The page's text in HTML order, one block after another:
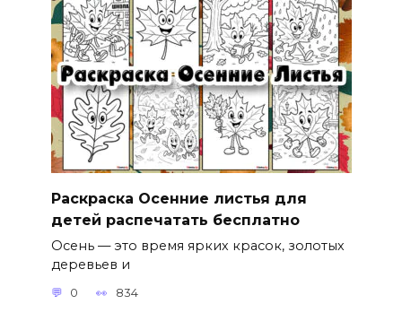
Раскраска Осенние листья для
детей распечатать бесплатно
Осень — это время ярких красок, золотых
деревьев и
0 834